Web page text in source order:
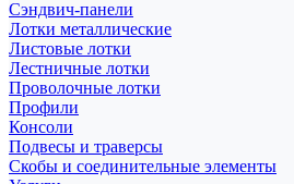
Сэндвич-панели
Лотки металлические
Листовые лотки
Лестничные лотки
Проволочные лотки
Профили
Консоли
Подвесы и траверсы
Скобы и соединительные элементы